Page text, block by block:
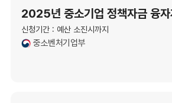
2025년 중소기업 정책자금 융
신청기간 : 예산 소진시까지
중소벤처기업부